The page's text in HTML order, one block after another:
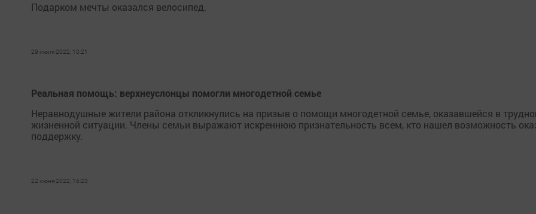
Подарком мечты оказался велосипед.
29 июля 2022, 10:21
Реальная помощь: верхнеуслонцы помогли многодетной семье
Неравнодушные жители района откликнулись на призыв о помощи многодетной семье, оказавшейся в
жизненной ситуации. Члены семьи выражают искреннюю признательность всем, кто нашел возможность
поддержку.
22 июня 2022, 16:23